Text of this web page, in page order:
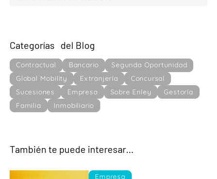
Categorías del Blog
Contractual Bancario
Segunda Oportunidad
Global Mobility
Extranjería
Concursal
Sucesiones
Empresa Sobre Enley
Gestoría
Familia
Inmobiliario
También te puede interesar…
Empresa